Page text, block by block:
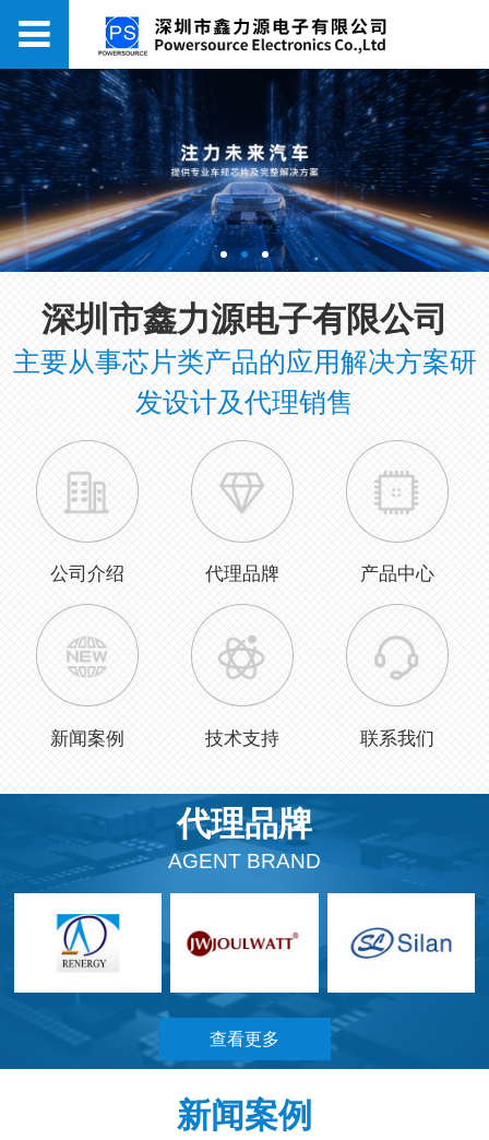
深圳市鑫力源电子有限公司
主要从事芯片类产品的应用解决方案研
发设计及代理销售
公司介绍 代理品牌 产品中心
新闻案例 技术支持 联系我们
代理品牌
AGENT BRAND
查看更多
新闻案例